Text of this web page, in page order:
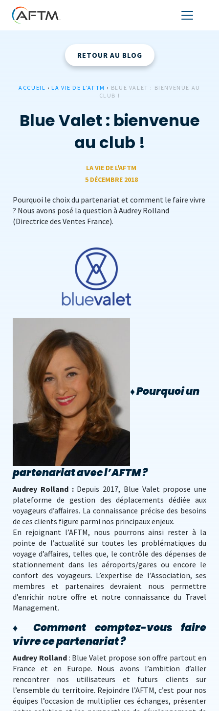
RETOUR AU BLOG
ACCUEIL › LA VIE DE L'AFTM › BLUE VALET : BIENVENUE AU
CLUB !
Blue Valet : bienvenue
au club !
LA VIE DE L'AFTM
5 DÉCEMBRE 2018
Pourquoi le choix du partenariat et comment le faire vivre
? Nous avons posé la question à Audrey Rolland
(Directrice des Ventes France).
♦Pourquoi un
partenariat avec l’AFTM ?
Audrey Rolland : Depuis 2017, Blue Valet propose une
plateforme de gestion des déplacements dédiée aux
voyageurs d’affaires. La connaissance précise des besoins
de ces clients figure parmi nos principaux enjeux.
En rejoignant l’AFTM, nous pourrons ainsi rester à la
pointe de l’actualité sur toutes les problématiques du
voyage d’affaires, telles que, le contrôle des dépenses de
stationnement dans les aéroports/gares ou encore le
confort des voyageurs. L’expertise de l’Association, ses
membres et partenaires devraient nous permettre
d’enrichir notre offre et notre connaissance du Travel
Management.
♦
Comment comptez-vous faire
vivre ce partenariat ?
Audrey Rolland : Blue Valet propose son offre partout en
France et en Europe. Nous avons l’ambition d’aller
rencontrer nos utilisateurs et futurs clients sur
l’ensemble du territoire. Rejoindre l’AFTM, c’est pour nos
équipes l’occasion de multiplier ces échanges, présenter